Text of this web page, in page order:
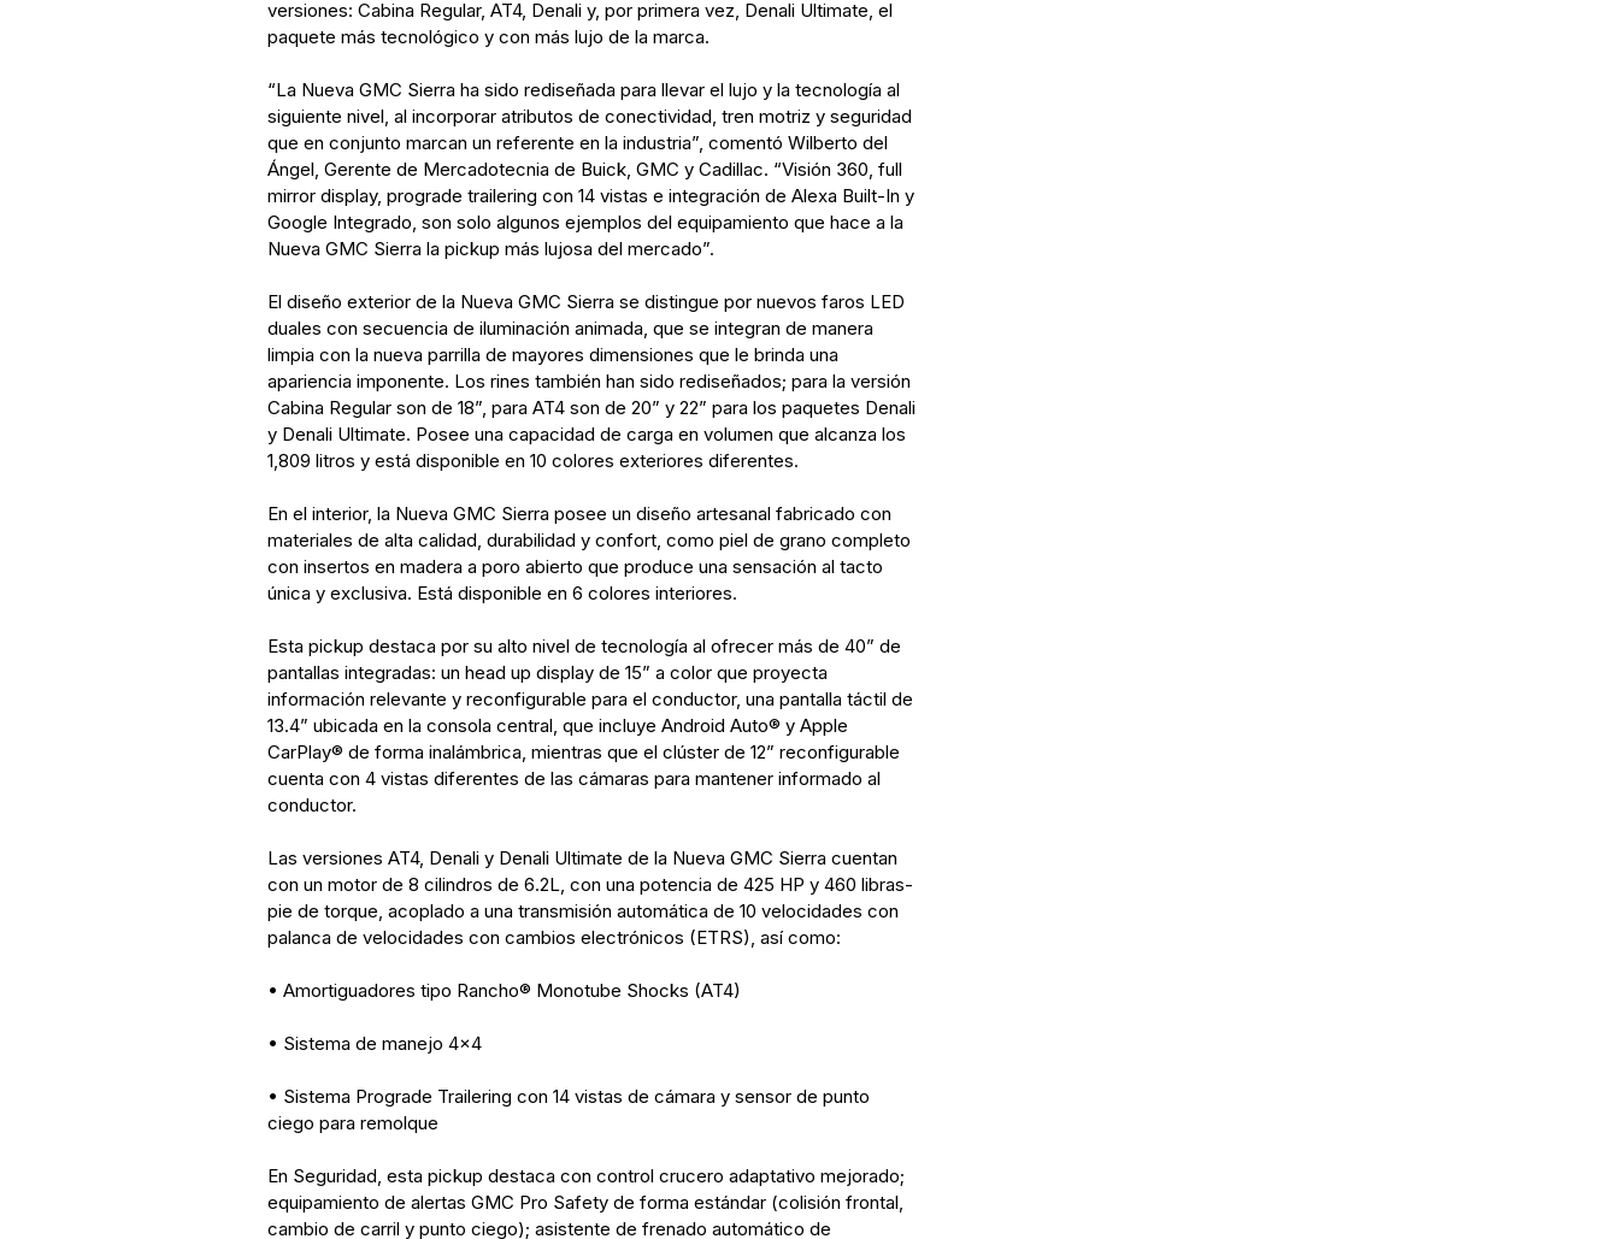
versiones: Cabina Regular, AT4, Denali y, por primera vez, Denali Ultimate, el
paquete más tecnológico y con más lujo de la marca.
“La Nueva GMC Sierra ha sido rediseñada para llevar el lujo y la tecnología al
siguiente nivel, al incorporar atributos de conectividad, tren motriz y seguridad
que en conjunto marcan un referente en la industria”, comentó Wilberto del
Ángel, Gerente de Mercadotecnia de Buick, GMC y Cadillac. “Visión 360, full
mirror display, prograde trailering con 14 vistas e integración de Alexa Built-In y
Google Integrado, son solo algunos ejemplos del equipamiento que hace a la
Nueva GMC Sierra la pickup más lujosa del mercado”.
El diseño exterior de la Nueva GMC Sierra se distingue por nuevos faros LED
duales con secuencia de iluminación animada, que se integran de manera
limpia con la nueva parrilla de mayores dimensiones que le brinda una
apariencia imponente. Los rines también han sido rediseñados; para la versión
Cabina Regular son de 18”, para AT4 son de 20” y 22” para los paquetes Denali
y Denali Ultimate. Posee una capacidad de carga en volumen que alcanza los
1,809 litros y está disponible en 10 colores exteriores diferentes.
En el interior, la Nueva GMC Sierra posee un diseño artesanal fabricado con
materiales de alta calidad, durabilidad y confort, como piel de grano completo
con insertos en madera a poro abierto que produce una sensación al tacto
única y exclusiva. Está disponible en 6 colores interiores.
Esta pickup destaca por su alto nivel de tecnología al ofrecer más de 40” de
pantallas integradas: un head up display de 15” a color que proyecta
información relevante y reconfigurable para el conductor, una pantalla táctil de
13.4” ubicada en la consola central, que incluye Android Auto® y Apple
CarPlay® de forma inalámbrica, mientras que el clúster de 12” reconfigurable
cuenta con 4 vistas diferentes de las cámaras para mantener informado al
conductor.
Las versiones AT4, Denali y Denali Ultimate de la Nueva GMC Sierra cuentan
con un motor de 8 cilindros de 6.2L, con una potencia de 425 HP y 460 libras-
pie de torque, acoplado a una transmisión automática de 10 velocidades con
palanca de velocidades con cambios electrónicos (ETRS), así como:
• Amortiguadores tipo Rancho® Monotube Shocks (AT4)
• Sistema de manejo 4x4
• Sistema Prograde Trailering con 14 vistas de cámara y sensor de punto
ciego para remolque
En Seguridad, esta pickup destaca con control crucero adaptativo mejorado;
equipamiento de alertas GMC Pro Safety de forma estándar (colisión frontal,
cambio de carril y punto ciego); asistente de frenado automático de